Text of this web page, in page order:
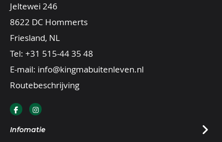
Jeltewei 246
8622 DC Hommerts
Friesland, NL
Tel: +31 515-44 35 48
E-mail: info@kingmabuitenleven.nl
Routebeschrijving
Infomatie